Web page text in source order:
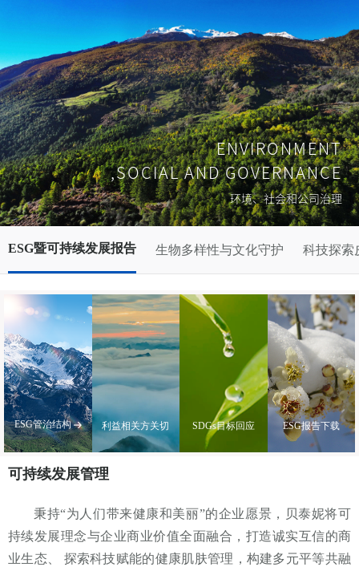
ENVIRONMENT
,SOCIAL AND GOVERNANCE
环境、社会和公司治理
ESG暨可持续发展报告 生物多样性与文化守护 科技探索
ESG管治结构 利益相关方关切 SDGs目标回应 ESG报告下载
可持续发展管理
秉持“为人们带来健康和美丽”的企业愿景，贝泰妮将可
持续发展理念与企业商业价值全面融合，打造诚实互信的商
业生态、 探索科技赋能的健康肌肤管理，构建多元平等共融